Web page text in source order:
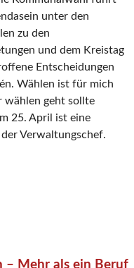
unter den
zu den
und dem Kreistag
Entscheidungen
Wählen ist für mich
wählen geht sollte
25. April ist eine
Verwaltungschef.
– Mehr als ein Beruf